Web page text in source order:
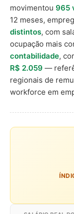
movimentou 965
12 meses,
distintos, com
ocupação mais
contabilidade,
R$ 2.059 —
regionais de
workforce em